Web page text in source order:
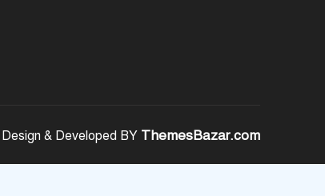
Design & Developed BY ThemesBazar.com